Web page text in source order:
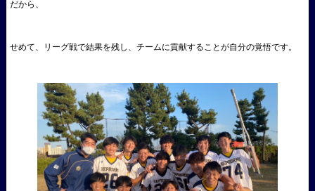
だから、
せめて、リーグ戦で結果を残し、チームに貢献することが自分の覚悟です。